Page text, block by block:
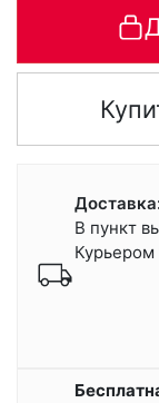
В пункт
Курьером